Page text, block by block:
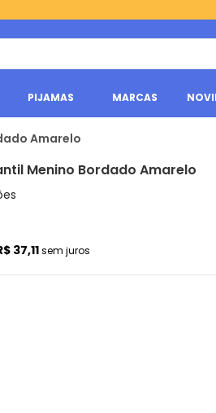
PIJAMAS MARCAS
Amarelo
Menino Bordado Amarelo
37,11sem juros